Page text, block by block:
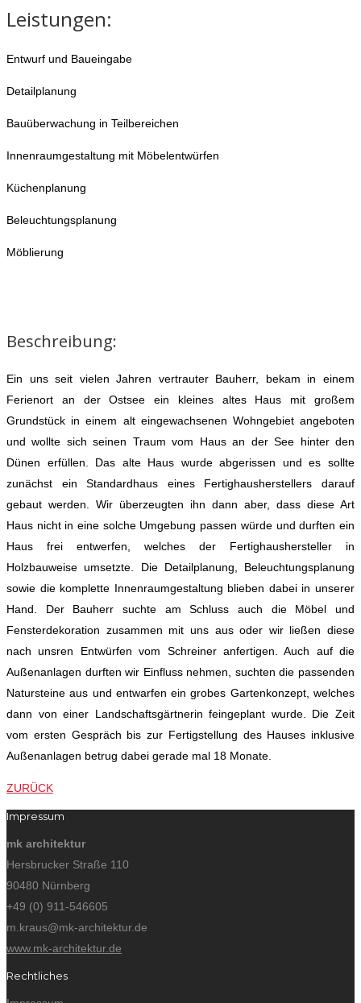
Leistungen:
Entwurf und Baueingabe
Detailplanung
Bauüberwachung in Teilbereichen
Innenraumgestaltung mit Möbelentwürfen
Küchenplanung
Beleuchtungsplanung
Möblierung
Beschreibung:
Ein uns seit vielen Jahren vertrauter Bauherr, bekam in einem
Ferienort an der Ostsee ein kleines altes Haus mit großem
Grundstück in einem alt eingewachsenen Wohngebiet angeboten
und wollte sich seinen Traum vom Haus an der See hinter den
Dünen erfüllen. Das alte Haus wurde abgerissen und es sollte
zunächst ein Standardhaus eines Fertighausherstellers darauf
gebaut werden. Wir überzeugten ihn dann aber, dass diese Art
Haus nicht in eine solche Umgebung passen würde und durften ein
Haus frei entwerfen, welches der Fertighaushersteller in
Holzbauweise umsetzte. Die Detailplanung, Beleuchtungsplanung
sowie die komplette Innenraumgestaltung blieben dabei in unserer
Hand. Der Bauherr suchte am Schluss auch die Möbel und
Fensterdekoration zusammen mit uns aus oder wir ließen diese
nach unsren Entwürfen vom Schreiner anfertigen. Auch auf die
Außenanlagen durften wir Einfluss nehmen, suchten die passenden
Natursteine aus und entwarfen ein grobes Gartenkonzept, welches
dann von einer Landschaftsgärtnerin feingeplant wurde. Die Zeit
vom ersten Gespräch bis zur Fertigstellung des Hauses inklusive
Außenanlagen betrug dabei gerade mal 18 Monate.
ZURÜCK
Impressum
mk architektur
Hersbrucker Straße 110
90480 Nürnberg
+49 (0) 911-546605
m.kraus@mk-architektur.de
www.mk-architektur.de
Rechtliches